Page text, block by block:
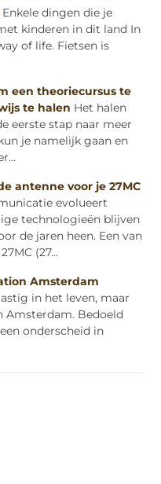
Enkele dingen die je
kinderen in dit land In
of life. Fietsen is
een theoriecursus te
te halen Het halen
eerste stap naar meer
je namelijk gaan en
antenne voor je 27MC
evolueert
technologieën blijven
de jaren heen. Een van
(27...
Amsterdam
in het leven, maar
Amsterdam. Bedoeld
onderscheid in